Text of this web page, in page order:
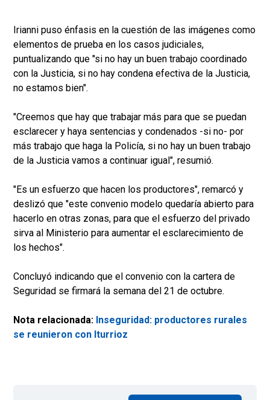
Irianni puso énfasis en la cuestión de las imágenes como
elementos de prueba en los casos judiciales,
puntualizando que "si no hay un buen trabajo coordinado
con la Justicia, si no hay condena efectiva de la Justicia,
no estamos bien".
"Creemos que hay que trabajar más para que se puedan
esclarecer y haya sentencias y condenados -si no- por
más trabajo que haga la Policía, si no hay un buen trabajo
de la Justicia vamos a continuar igual", resumió.
"Es un esfuerzo que hacen los productores", remarcó y
deslizó que "este convenio modelo quedaría abierto para
hacerlo en otras zonas, para que el esfuerzo del privado
sirva al Ministerio para aumentar el esclarecimiento de
los hechos".
Concluyó indicando que el convenio con la cartera de
Seguridad se firmará la semana del 21 de octubre.
Nota relacionada: Inseguridad: productores rurales
se reunieron con Iturrioz